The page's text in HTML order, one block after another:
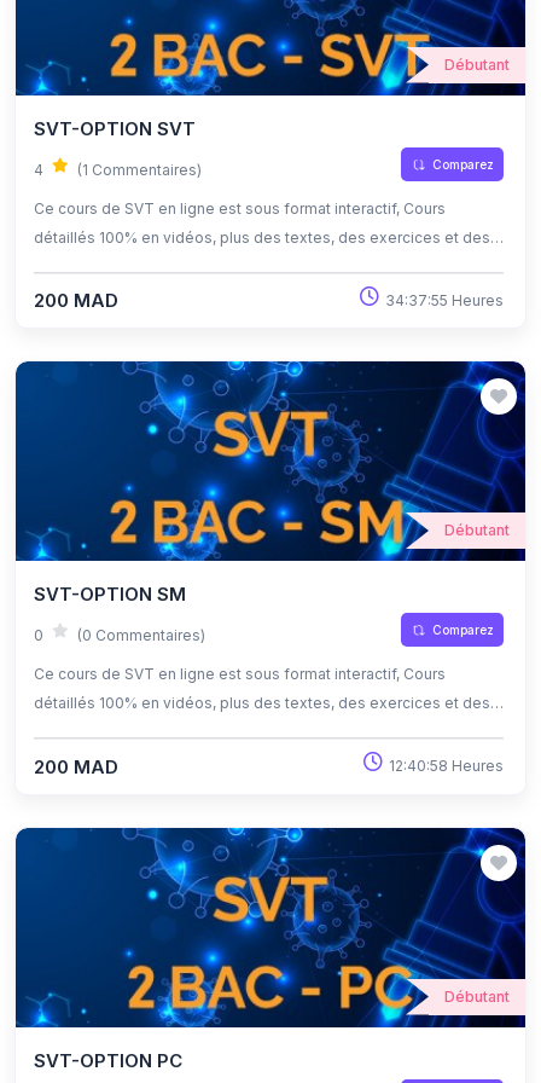
Débutant
SVT-OPTION SVT
4 (1 Commentaires) Comparez
Ce cours de SVT en ligne est sous format interactif, Cours
détaillés 100% en vidéos, plus des textes, des exercices et des
d'apprendre à son propre rythme grâce à l'auto-apprentissage et
200 MAD 34:37:55 Heures
Débutant
SVT-OPTION SM
0 (0 Commentaires) Comparez
Ce cours de SVT en ligne est sous format interactif, Cours
détaillés 100% en vidéos, plus des textes, des exercices et des
d'apprendre à son propre rythme grâce à l'auto-apprentissage et
200 MAD 12:40:58 Heures
Débutant
SVT-OPTION PC